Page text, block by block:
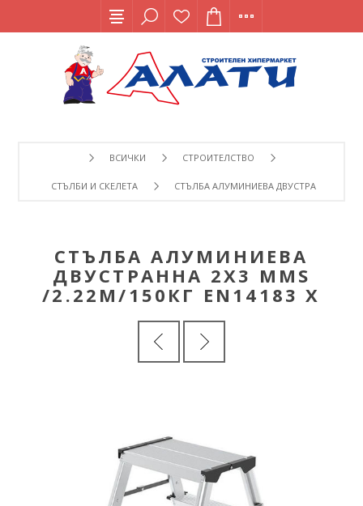
ВСИЧКИ СТРОИТЕЛСТВО
СТЪЛБИ И СКЕЛЕТА СТЪЛБА АЛУМИНИЕВА ДВУСТРАННА 2Х3
СТЪЛБА АЛУМИНИЕВА
ДВУСТРАННА 2Х3 MMS
/2.22М/150КГ EN14183 Х